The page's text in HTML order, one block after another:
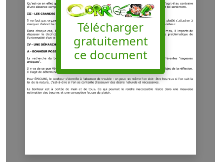
Télécharger
gratuitement
ce document